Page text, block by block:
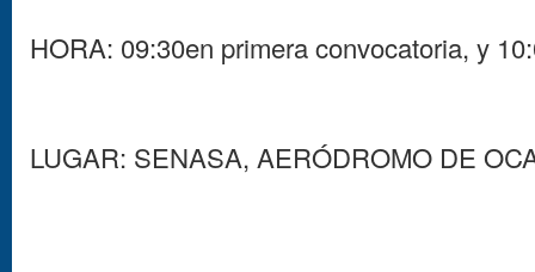
HORA: 09:30en primera convocatoria, y
LUGAR: SENASA, AERÓDROMO DE